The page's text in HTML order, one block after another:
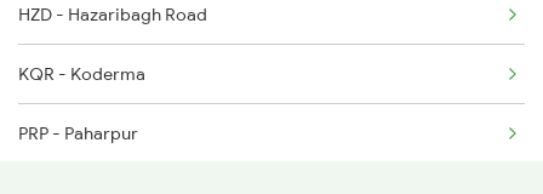
HZD - Hazaribagh Road
KQR - Koderma
PRP - Paharpur